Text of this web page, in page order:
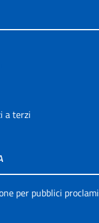
a terzi
per pubblici proclami